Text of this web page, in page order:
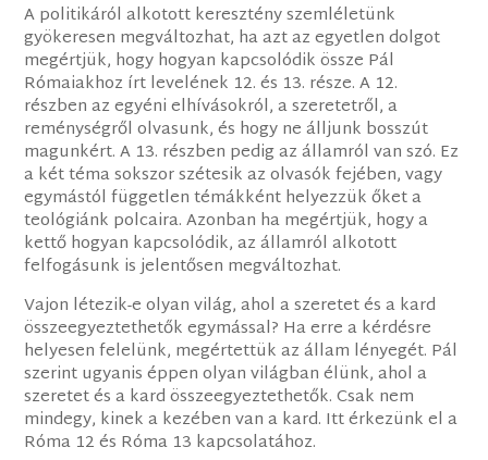
A politikáról alkotott keresztény szemléletünk
gyökeresen megváltozhat, ha azt az egyetlen dolgot
megértjük, hogy hogyan kapcsolódik össze Pál
Rómaiakhoz írt levelének 12. és 13. része. A 12.
részben az egyéni elhívásokról, a szeretetről, a
reménységről olvasunk, és hogy ne álljunk bosszút
magunkért. A 13. részben pedig az államról van szó. Ez
a két téma sokszor szétesik az olvasók fejében, vagy
egymástól független témákként helyezzük őket a
teológiánk polcaira. Azonban ha megértjük, hogy a
kettő hogyan kapcsolódik, az államról alkotott
felfogásunk is jelentősen megváltozhat.
Vajon létezik-e olyan világ, ahol a szeretet és a kard
összeegyeztethetők egymással? Ha erre a kérdésre
helyesen felelünk, megértettük az állam lényegét. Pál
szerint ugyanis éppen olyan világban élünk, ahol a
szeretet és a kard összeegyeztethetők. Csak nem
mindegy, kinek a kezében van a kard. Itt érkezünk el a
Róma 12 és Róma 13 kapcsolatához.